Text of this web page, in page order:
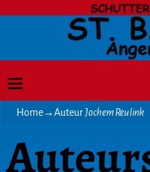
Home→AuteurJochem Reulink